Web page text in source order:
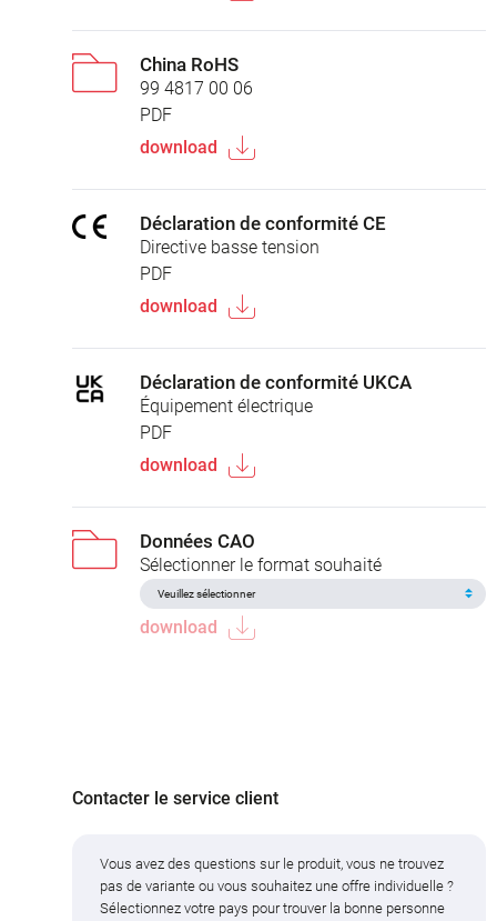
China RoHS
99 4817 00 06
PDF
download
Déclaration de conformité CE
Directive basse tension
PDF
download
Déclaration de conformité UKCA
Équipement électrique
PDF
download
Données CAO
Sélectionner le format souhaité
download
Contacter le service client
Vous avez des questions sur le produit, vous ne trouvez
pas de variante ou vous souhaitez une offre individuelle ?
Sélectionnez votre pays pour trouver la bonne personne